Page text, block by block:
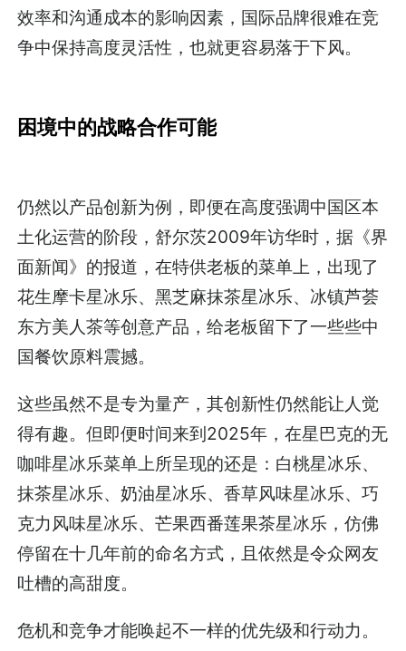
效率和沟通成本的影响因素，国际品牌很难在竞
争中保持高度灵活性，也就更容易落于下风。
困境中的战略合作可能
仍然以产品创新为例，即便在高度强调中国区本
土化运营的阶段，舒尔茨2009年访华时，据《界
面新闻》的报道，在特供老板的菜单上，出现了
花生摩卡星冰乐、黑芝麻抹茶星冰乐、冰镇芦荟
东方美人茶等创意产品，给老板留下了一些些中
国餐饮原料震撼。
这些虽然不是专为量产，其创新性仍然能让人觉
得有趣。但即便时间来到2025年，在星巴克的无
咖啡星冰乐菜单上所呈现的还是：白桃星冰乐、
抹茶星冰乐、奶油星冰乐、香草风味星冰乐、巧
克力风味星冰乐、芒果西番莲果茶星冰乐，仿佛
停留在十几年前的命名方式，且依然是令众网友
吐槽的高甜度。
危机和竞争才能唤起不一样的优先级和行动力。